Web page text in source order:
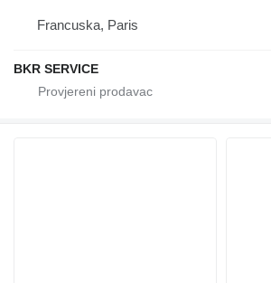
Francuska, Paris
BKR SERVICE